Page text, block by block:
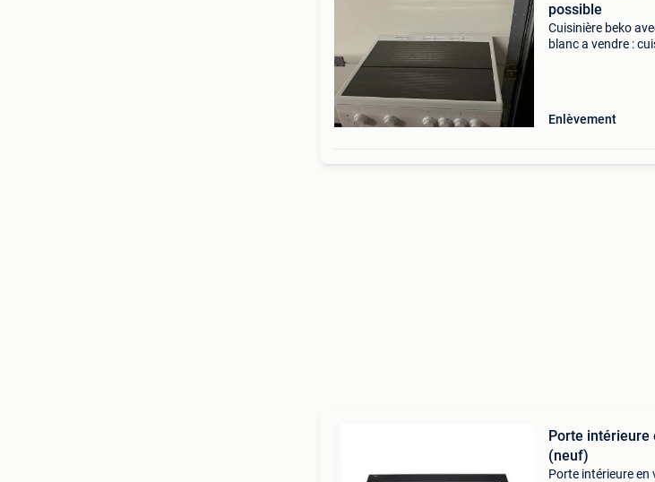
possible
Cuisinière beko
blanc a vendre :
Enlèvement
Porte intérieure
(neuf)
Porte intérieure en